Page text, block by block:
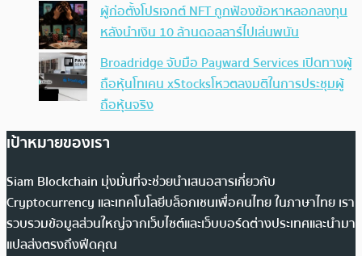
ผู้ก่อตั้งโปรเจกต์ NFT ถูกฟ้องข้อหาหลอกลงทุน
หลังนำเงิน 10 ล้านดอลลาร์ไปเล่นพนัน
Broadridge จับมือ Payward Services เปิดทางผู้
ถือหุ้นโทเคน xStocksโหวตลงมติในการประชุมผู้
ถือหุ้นจริง
เป้าหมายของเรา
Siam Blockchain มุ่งมั่นที่จะช่วยนำเสนอสารเกี่ยวกับ
Cryptocurrency และเทคโนโลยีบล็อกเชนเพื่อคนไทย ในภาษาไทย เรา
รวบรวมข้อมูลส่วนใหญ่จากเว็บไซต์และเว็บบอร์ดต่างประเทศและนำมา
แปลส่งตรงถึงฟีดคุณ